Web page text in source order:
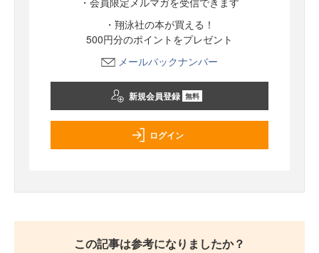
・翔泳社の本が買える！
500円分のポイントをプレゼント
メールバックナンバー
新規会員登録 無料
ログイン
この記事は参考になりましたか？